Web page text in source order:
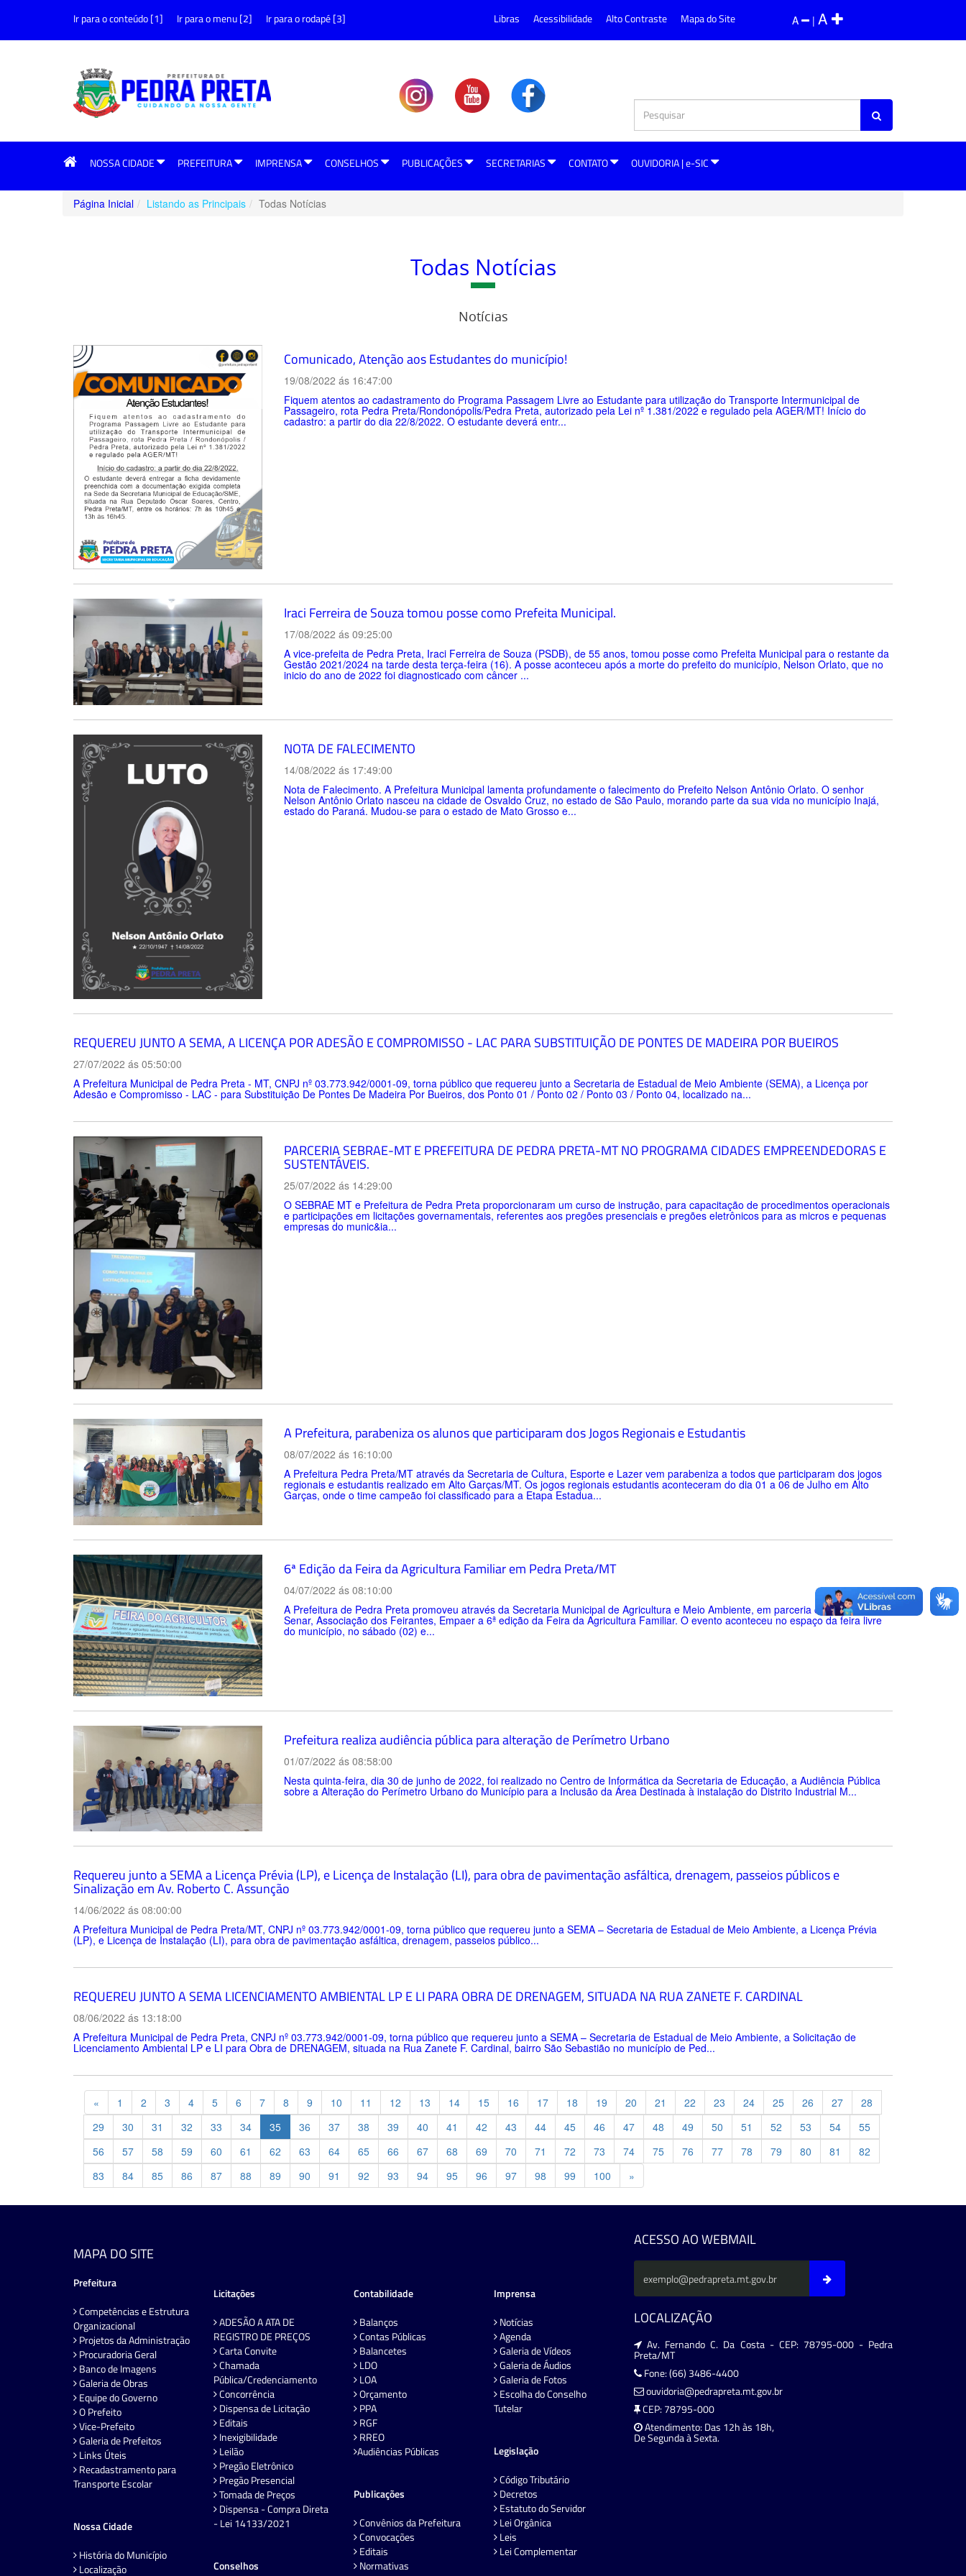
Ir para o conteúdo [1] Ir para o menu [2] Ir para o rodapé [3] A | A
Libras Acessibilidade Alto Contraste Mapa do Site
NOSSA CIDADE PREFEITURA IMPRENSA CONSELHOS PUBLICAÇÕES SECRETARIAS CONTATO OUVIDORIA | e-SIC
Página Inicial Listando as Principais Todas Notícias
Todas Notícias
Notícias
Comunicado, Atenção aos Estudantes do município!
19/08/2022 ás 16:47:00
Fiquem atentos ao cadastramento do Programa Passagem Livre ao Estudante para utilização do Transporte Intermunicipal de
Passageiro, rota Pedra Preta/Rondonópolis/Pedra Preta, autorizado pela Lei nº 1.381/2022 e regulado pela AGER/MT! Início do
cadastro: a partir do dia 22/8/2022. O estudante deverá entr...
Iraci Ferreira de Souza tomou posse como Prefeita Municipal.
17/08/2022 ás 09:25:00
A vice-prefeita de Pedra Preta, Iraci Ferreira de Souza (PSDB), de 55 anos, tomou posse como Prefeita Municipal para o restante da
Gestão 2021/2024 na tarde desta terça-feira (16). A posse aconteceu após a morte do prefeito do município, Nelson Orlato, que no
inicio do ano de 2022 foi diagnosticado com câncer ...
NOTA DE FALECIMENTO
14/08/2022 ás 17:49:00
Nota de Falecimento. A Prefeitura Municipal lamenta profundamente o falecimento do Prefeito Nelson Antônio Orlato. O senhor
Nelson Antônio Orlato nasceu na cidade de Osvaldo Cruz, no estado de São Paulo, morando parte da sua vida no município Inajá,
estado do Paraná. Mudou-se para o estado de Mato Grosso e...
REQUEREU JUNTO A SEMA, A LICENÇA POR ADESÃO E COMPROMISSO - LAC PARA SUBSTITUIÇÃO DE PONTES DE MADEIRA POR BUEIROS
27/07/2022 ás 05:50:00
A Prefeitura Municipal de Pedra Preta - MT, CNPJ nº 03.773.942/0001-09, torna público que requereu junto a Secretaria de Estadual de Meio Ambiente (SEMA), a Licença por
Adesão e Compromisso - LAC - para Substituição De Pontes De Madeira Por Bueiros, dos Ponto 01 / Ponto 02 / Ponto 03 / Ponto 04, localizado na...
PARCERIA SEBRAE-MT E PREFEITURA DE PEDRA PRETA-MT NO PROGRAMA CIDADES EMPREENDEDORAS E
SUSTENTÁVEIS.
25/07/2022 ás 14:29:00
O SEBRAE MT e Prefeitura de Pedra Preta proporcionaram um curso de instrução, para capacitação de procedimentos operacionais
e participações em licitações governamentais, referentes aos pregões presenciais e pregões eletrônicos para as micros e pequenas
empresas do munic&ia...
A Prefeitura, parabeniza os alunos que participaram dos Jogos Regionais e Estudantis
08/07/2022 ás 16:10:00
A Prefeitura Pedra Preta/MT através da Secretaria de Cultura, Esporte e Lazer vem parabeniza a todos que participaram dos jogos
regionais e estudantis realizado em Alto Garças/MT. Os jogos regionais estudantis aconteceram do dia 01 a 06 de Julho em Alto
Garças, onde o time campeão foi classificado para a Etapa Estadua...
6ª Edição da Feira da Agricultura Familiar em Pedra Preta/MT
04/07/2022 ás 08:10:00
A Prefeitura de Pedra Preta promoveu através da Secretaria Municipal de Agricultura e Meio Ambiente, em parceria com Sicredi,
Senar, Associação dos Feirantes, Empaer a 6ª edição da Feira da Agricultura Familiar. O evento aconteceu no espaço da feira livre
do município, no sábado (02) e...
Prefeitura realiza audiência pública para alteração de Perímetro Urbano
01/07/2022 ás 08:58:00
Nesta quinta-feira, dia 30 de junho de 2022, foi realizado no Centro de Informática da Secretaria de Educação, a Audiência Pública
sobre a Alteração do Perímetro Urbano do Município para a Inclusão da Área Destinada à instalação do Distrito Industrial M...
Requereu junto a SEMA a Licença Prévia (LP), e Licença de Instalação (LI), para obra de pavimentação asfáltica, drenagem, passeios públicos e
Sinalização em Av. Roberto C. Assunção
14/06/2022 ás 08:00:00
A Prefeitura Municipal de Pedra Preta/MT, CNPJ nº 03.773.942/0001-09, torna público que requereu junto a SEMA – Secretaria de Estadual de Meio Ambiente, a Licença Prévia
(LP), e Licença de Instalação (LI), para obra de pavimentação asfáltica, drenagem, passeios público...
REQUEREU JUNTO A SEMA LICENCIAMENTO AMBIENTAL LP E LI PARA OBRA DE DRENAGEM, SITUADA NA RUA ZANETE F. CARDINAL
08/06/2022 ás 13:18:00
A Prefeitura Municipal de Pedra Preta, CNPJ nº 03.773.942/0001-09, torna público que requereu junto a SEMA – Secretaria de Estadual de Meio Ambiente, a Solicitação de
Licenciamento Ambiental LP e LI para Obra de DRENAGEM, situada na Rua Zanete F. Cardinal, bairro São Sebastião no município de Ped...
« Previous
1 2 3 4 5 6 7 8 9 10 11 12 13 14 15 16 17 18 19 20 21 22 23 24 25 26 27
28
29
30 31 32 33 34 35 36 37 38 39 40 41 42 43 44 45 46 47 48 49 50 51 52 53 54
55
56
57 58 59 60 61 62 63 64 65 66 67 68 69 70 71 72 73 74 75 76 77 78 79 80 81
82
83
84 85 86 87 88 89 90 91 92 93 94 95 96 97 98 99 100 »
MAPA DO SITE
Prefeitura
Competências e Estrutura
Organizacional
Projetos da Administração
Procuradoria Geral
Banco de Imagens
Galeria de Obras
Equipe do Governo
O Prefeito
Vice-Prefeito
Galeria de Prefeitos
Links Úteis
Recadastramento para
Transporte Escolar
Nossa Cidade
História do Município
Localização
Licitações
ADESÃO A ATA DE
REGISTRO DE PREÇOS
Carta Convite
Chamada
Pública/Credenciamento
Concorrência
Dispensa de Licitação
Editais
Inexigibilidade
Leilão
Pregão Eletrônico
Pregão Presencial
Tomada de Preços
Dispensa - Compra Direta
- Lei 14133/2021
Conselhos
Contabilidade
Balanços
Contas Públicas
Balancetes
LDO
LOA
Orçamento
PPA
RGF
RREO
Audiências Públicas
Publicações
Convênios da Prefeitura
Convocações
Editais
Normativas
Imprensa
Notícias
Agenda
Galeria de Vídeos
Galeria de Áudios
Galeria de Fotos
Escolha do Conselho
Tutelar
Legislação
Código Tributário
Decretos
Estatuto do Servidor
Lei Orgânica
Leis
Lei Complementar
ACESSO AO WEBMAIL
LOCALIZAÇÃO
Av. Fernando C. Da Costa - CEP: 78795-000 - Pedra
Preta/MT
Fone: (66) 3486-4400
ouvidoria@pedrapreta.mt.gov.br
CEP: 78795-000
Atendimento: Das 12h às 18h,
De Segunda à Sexta.